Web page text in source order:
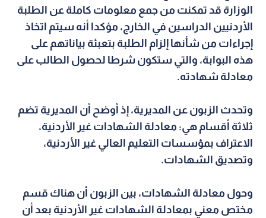
الوزارة قد تمكنت من جمع معلومات كاملة عن الطلبة
الأردنيين الدراسين في الخارج، مؤكدا أنه سيتم اتخاذ
إجراءات من شأنها إلزام الطلبة بتعبئة بياناتهم على
هذه البوابة، والتي ستكون شرطا لحصول الطالب على
معادلة شهادته.
وتحدث الزبون عن المديرية، إذ أوضح أن المديرية تضم
ثلاثة أقسام هي: معادلة الشهادات غير الأردنية،
الاعتراف بمؤسسات التعليم العالي غير الأردنية،
وتصديق الشهادات.
وحول معادلة الشهادات، بين الزبون أن هناك قسم
مختص معني بمعادلة الشهادات غير الأردنية بعد أن